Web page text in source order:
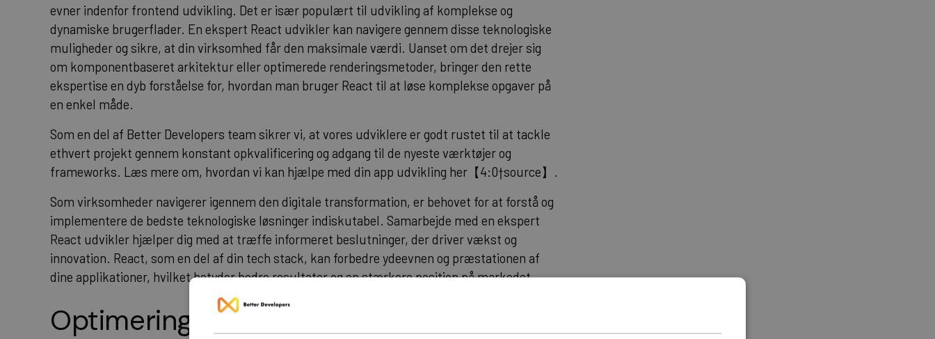
evner indenfor frontend udvikling. Det er især populært til udvikling af komplekse og
dynamiske brugerflader. En ekspert React udvikler kan navigere gennem disse teknologiske
muligheder og sikre, at din virksomhed får den maksimale værdi. Uanset om det drejer sig
om komponentbaseret arkitektur eller optimerede renderingsmetoder, bringer den rette
ekspertise en dyb forståelse for, hvordan man bruger React til at løse komplekse opgaver på
en enkel måde.
Som en del af Better Developers team sikrer vi, at vores udviklere er godt rustet til at tackle
ethvert projekt gennem konstant opkvalificering og adgang til de nyeste værktøjer og
frameworks. Læs mere om, hvordan vi kan hjælpe med din app udvikling her 【4:0†source】.
Som virksomheder navigerer igennem den digitale transformation, er behovet for at forstå og
implementere de bedste teknologiske løsninger indiskutabel. Samarbejde med en ekspert
React udvikler hjælper dig med at træffe informeret beslutninger, der driver vækst og
innovation. React, som en del af din tech stack, kan forbedre ydeevnen og præstationen af
dine applikationer, hvilket betyder bedre resultater og en stærkere position på markedet.
Optimering af Produkter med React